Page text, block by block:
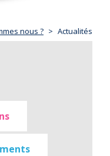
nous ? Actualités